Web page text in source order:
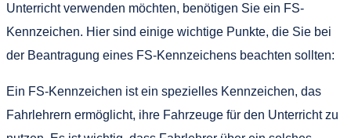
Unterricht verwenden möchten, benötigen Sie ein FS-
Kennzeichen. Hier sind einige wichtige Punkte, die Sie bei
der Beantragung eines FS-Kennzeichens beachten sollten:
Ein FS-Kennzeichen ist ein spezielles Kennzeichen, das
Fahrlehrern ermöglicht, ihre Fahrzeuge für den Unterricht zu